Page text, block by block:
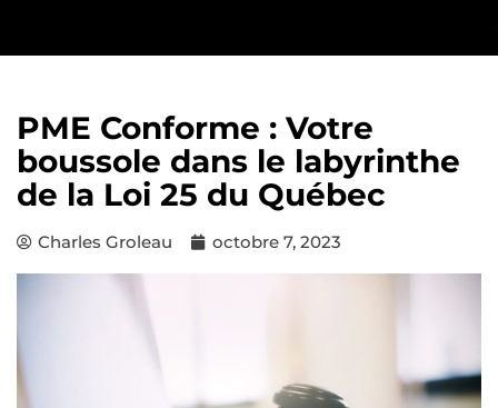
PME Conforme : Votre
boussole dans le labyrinthe
de la Loi 25 du Québec
Charles Groleau octobre 7, 2023